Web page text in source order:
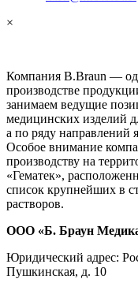
×
Компания B.Braun —
производстве
занимаем ведущие
медицинских изделий
а по ряду направлений
Особое внимание
производству на
«Гематек»,
список крупнейших в
растворов.
ООО «Б. Браун
Юридический адрес:
Пушкинская, д. 10